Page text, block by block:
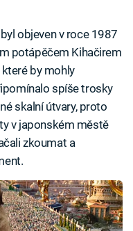
objeven v roce 1987
potápěčem Kihačirem
by mohly
spíše trosky
skalní útvary, proto
v japonském městě
zkoumat a